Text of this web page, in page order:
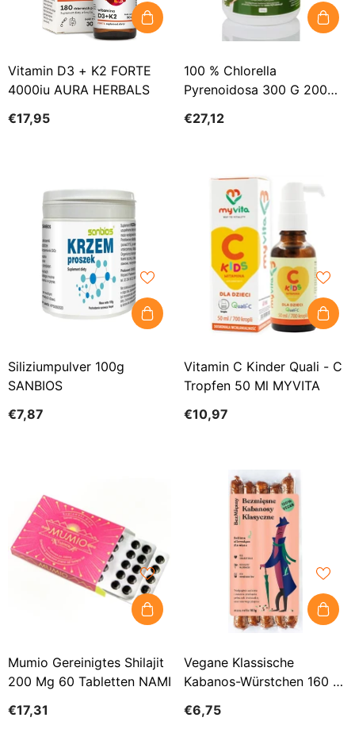
Vitamin D3 + K2 FORTE
4000iu AURA HERBALS
€17,95
100 % Chlorella
Pyrenoidosa 300 G 200
LEBENSMITTEL
€27,12
Siliziumpulver 100g
SANBIOS
€7,87
Vitamin C Kinder Quali - C
Tropfen 50 Ml MYVITA
€10,97
Mumio Gereinigtes Shilajit
200 Mg 60 Tabletten NAMI
€17,31
Vegane Klassische
Kabanos-Würstchen 160 G
€6,75